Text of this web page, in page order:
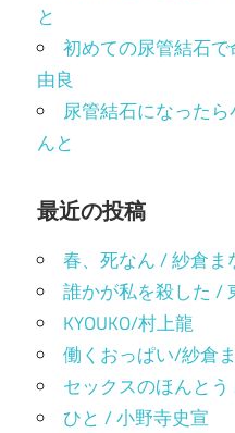
と
初めての尿管結石
由良
尿管結石になった
んと
最近の投稿
春、死なん / 紗倉ま
誰かが私を殺した /
KYOUKO/村上龍
働くおっぱい/紗倉
セックスのほんと
ひと / 小野寺史宣